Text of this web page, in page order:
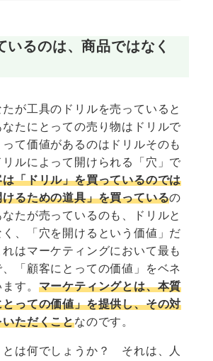
いるのは、商品ではなく
が工具のドリルを売っていると
なたにとっての売り物はドリルで
て価値があるのはドリルそのも
ルによって開けられる「穴」で
は「ドリル」を買っているのでは
るための道具」を買っているの
たが売っているのも、ドリルと
、「穴を開けるという価値」だ
はマーケティングにおいて最も
「顧客にとっての価値」をベネ
す。 マーケティングとは、本質
っての価値」を提供し、その対
ただくことなのです。
とは何でしょうか？ それは、人